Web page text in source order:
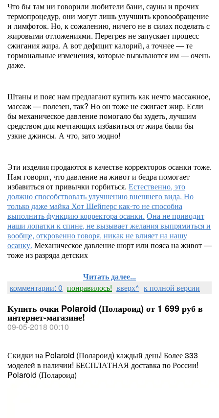
Что бы там ни говорили любители бани, сауны и прочих
термопроцедур, они могут лишь улучшить кровообращение
и лимфоток. Но, к сожалению, ничего не в силах поделать с
жировыми отложениями. Перегрев не запускает процесс
сжигания жира. А вот дефицит калорий, а точнее — те
гормональные изменения, которые вызываются им — очень
даже.
Штаны и пояс нам предлагают купить как нечто массажное,
массаж — полезен, так? Но он тоже не сжигает жир. Если
бы механическое давление помогало бы худеть, лучшим
средством для мечтающих избавиться от жира были бы
узкие джинсы. А что, зато модно!
Эти изделия продаются в качестве корректоров осанки тоже.
Нам говорят, что давление на живот и бедра помогает
избавиться от привычки горбиться. Естественно, это
должно способствовать улучшению внешнего вида. Но
только даже майка Хот Шейперс как-то не способна
выполнить функцию корректора осанки. Она не приводит
наши лопатки к спине, не вызывает желания выпрямиться и
вообще, откровенно говоря, никак не влияет на нашу
осанку. Механическое давление шорт или пояса на живот —
тоже из разряда детских
Читать далее...
комментарии: 0 понравилось! вверх^ к полной версии
Купить очки Polaroid (Полароид) от 1 699 руб в
интернет-магазине!
09-05-2018 00:10
Скидки на Polaroid (Полароид) каждый день! Более 333
моделей в наличии! БЕСПЛАТНАЯ доставка по России!
Polaroid (Полароид)